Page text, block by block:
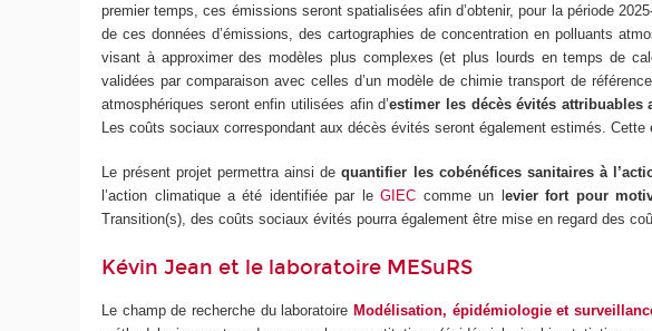
premier temps, ces émissions seront spatialisées afin d’obtenir, pour la période
de ces données d’émissions, des cartographies de concentration en polluants
visant à approximer des modèles plus complexes (et plus lourds en temps de
validées par comparaison avec celles d’un modèle de chimie transport de
atmosphériques seront enfin utilisées afin d’estimer les décès évités attribuables
Les coûts sociaux correspondant aux décès évités seront également estimés. Cette
Le présent projet permettra ainsi dequantifier les cobénéfices sanitaires à
l’action climatique a été identifiée par leGIEC comme un l evier fort pour
Transition(s), des coûts sociaux évités pourra également être mise en regard des
Kévin Jean et le laboratoire MESuRS
Le champ de recherche du laboratoire Modélisation, épidémiologie et